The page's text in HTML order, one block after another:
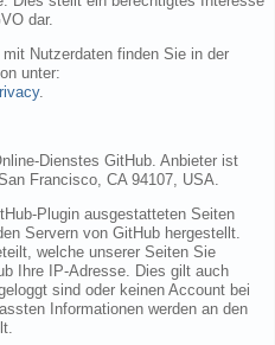
dar.
Nutzerdaten finden Sie in der
unter:
.
Dienstes GitHub. Anbieter ist
Francisco, CA 94107, USA.
Plugin ausgestatteten Seiten
Servern von GitHub hergestellt.
welche unserer Seiten Sie
Ihre IP-Adresse. Dies gilt auch
sind oder keinen Account bei
Informationen werden an den